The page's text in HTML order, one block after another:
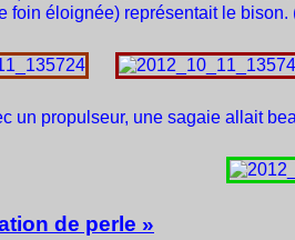
foin éloignée) représentait le bison.
un propulseur, une sagaie allait
de perle »